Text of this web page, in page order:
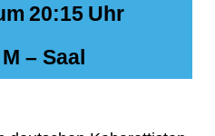
20:15 Uhr
– Saal